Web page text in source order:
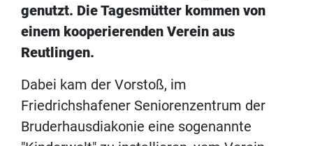
genutzt. Die Tagesmütter kommen von
einem kooperierenden Verein aus
Reutlingen.
Dabei kam der Vorstoß, im
Friedrichshafener Seniorenzentrum der
Bruderhausdiakonie eine sogenannte